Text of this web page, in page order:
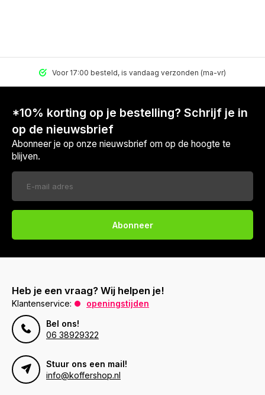
Voor 17:00 besteld, is vandaag verzonden (ma-vr)
*10% korting op je bestelling? Schrijf je in
op de nieuwsbrief
Abonneer je op onze nieuwsbrief om op de hoogte te
blijven.
Abonneer
Heb je een vraag? Wij helpen je!
Klantenservice:
openingstijden
Bel ons!
06 38929322
Stuur ons een mail!
info@koffershop.nl